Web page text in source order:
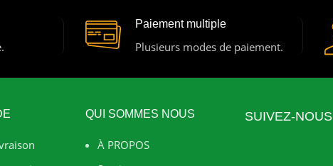
Paiement multiple
Plusieurs modes de paiement.
QUI SOMMES NOUS
À PROPOS
SUIVEZ-NOUS